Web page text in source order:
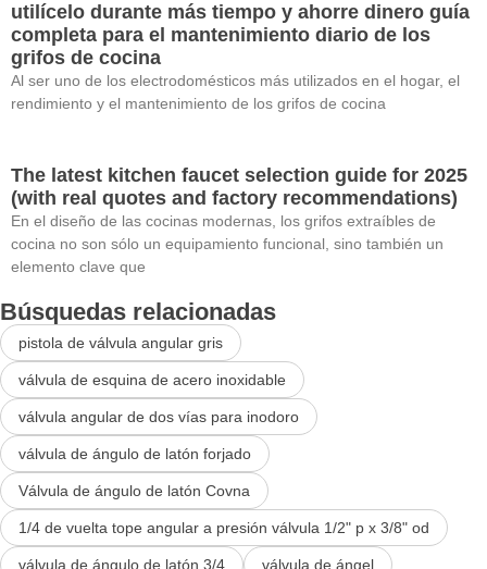
utilícelo durante más tiempo y ahorre dinero guía
completa para el mantenimiento diario de los
grifos de cocina
Al ser uno de los electrodomésticos más utilizados en el hogar, el
rendimiento y el mantenimiento de los grifos de cocina
The latest kitchen faucet selection guide for 2025
(with real quotes and factory recommendations)
En el diseño de las cocinas modernas, los grifos extraíbles de
cocina no son sólo un equipamiento funcional, sino también un
elemento clave que
Búsquedas relacionadas
pistola de válvula angular gris
válvula de esquina de acero inoxidable
válvula angular de dos vías para inodoro
válvula de ángulo de latón forjado
Válvula de ángulo de latón Covna
1/4 de vuelta tope angular a presión válvula 1/2" p x 3/8" od
válvula de ángulo de latón 3/4 válvula de ángel